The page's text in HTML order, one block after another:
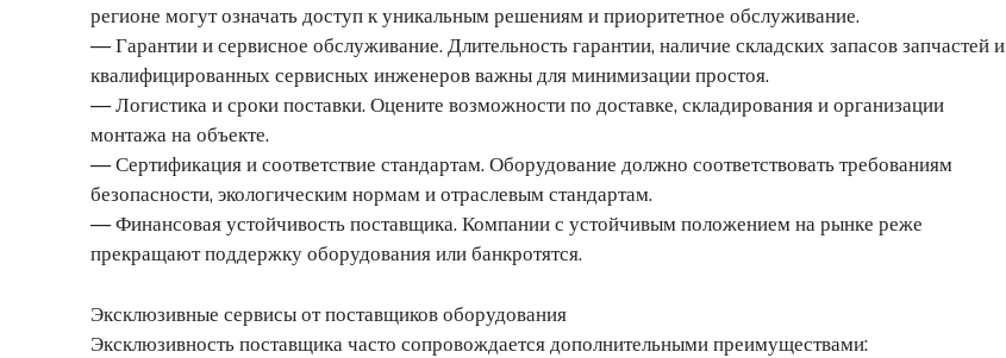
регионе могут означать доступ к уникальным решениям и приоритетное обслуживание.
— Гарантии и сервисное обслуживание. Длительность гарантии, наличие складских запасов запчастей и
квалифицированных сервисных инженеров важны для минимизации простоя.
— Логистика и сроки поставки. Оцените возможности по доставке, складирования и организации
монтажа на объекте.
— Сертификация и соответствие стандартам. Оборудование должно соответствовать требованиям
безопасности, экологическим нормам и отраслевым стандартам.
— Финансовая устойчивость поставщика. Компании с устойчивым положением на рынке реже
прекращают поддержку оборудования или банкротятся.
Эксклюзивные сервисы от поставщиков оборудования
Эксклюзивность поставщика часто сопровождается дополнительными преимуществами: